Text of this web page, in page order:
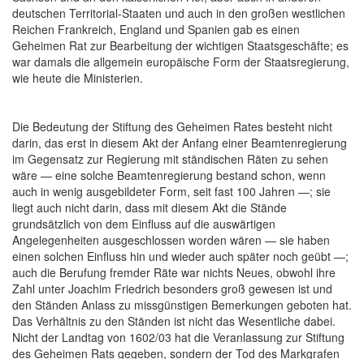
deutschen Territorial-Staaten und auch in den großen westlichen
Reichen Frankreich, England und Spanien gab es einen
Geheimen Rat zur Bearbeitung der wichtigen Staatsgeschäfte; es
war damals die allgemein europäische Form der Staatsregierung,
wie heute die Ministerien.
Die Bedeutung der Stiftung des Geheimen Rates besteht nicht
darin, das erst in diesem Akt der Anfang einer Beamtenregierung
im Gegensatz zur Regierung mit ständischen Räten zu sehen
wäre — eine solche Beamtenregierung bestand schon, wenn
auch in wenig ausgebildeter Form, seit fast 100 Jahren —; sie
liegt auch nicht darin, dass mit diesem Akt die Stände
grundsätzlich von dem Einfluss auf die auswärtigen
Angelegenheiten ausgeschlossen worden wären — sie haben
einen solchen Einfluss hin und wieder auch später noch geübt —;
auch die Berufung fremder Räte war nichts Neues, obwohl ihre
Zahl unter Joachim Friedrich besonders groß gewesen ist und
den Ständen Anlass zu missgünstigen Bemerkungen geboten hat.
Das Verhältnis zu den Ständen ist nicht das Wesentliche dabei.
Nicht der Landtag von 1602/03 hat die Veranlassung zur Stiftung
des Geheimen Rats gegeben, sondern der Tod des Markgrafen